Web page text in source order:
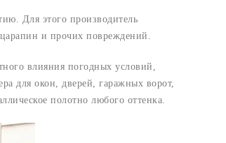
Для этого производитель
и прочих повреждений.
влияния погодных условий,
для окон, дверей, гаражных ворот,
полотно любого оттенка.